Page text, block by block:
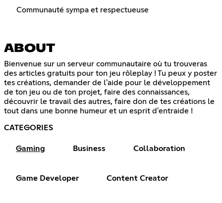
Communauté sympa et respectueuse
ABOUT
Bienvenue sur un serveur communautaire où tu trouveras
des articles gratuits pour ton jeu rôleplay ! Tu peux y poster
tes créations, demander de l'aide pour le développement
de ton jeu ou de ton projet, faire des connaissances,
découvrir le travail des autres, faire don de tes créations le
tout dans une bonne humeur et un esprit d'entraide !
CATEGORIES
Gaming Business Collaboration
Game Developer Content Creator